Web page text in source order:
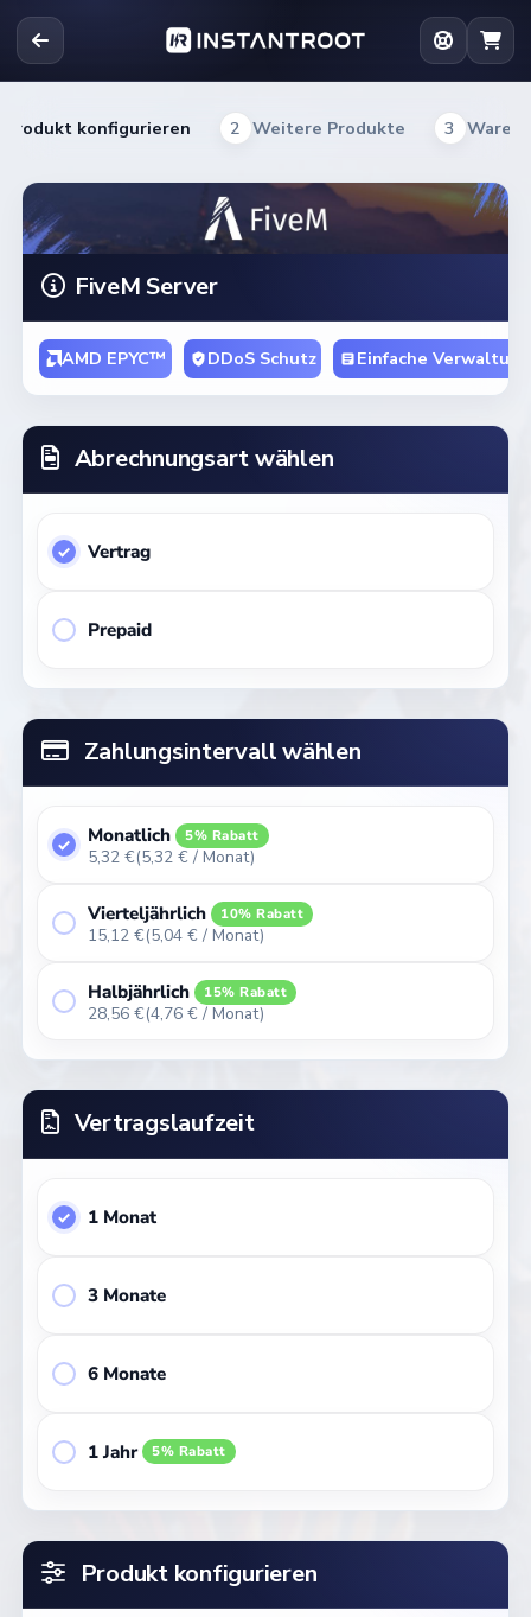
Produkt konfigurieren 2 Weitere Produkte 3
FiveM Server
AMD EPYC™ DDoS Schutz Einfache Verwaltung
Abrechnungsart wählen
Vertrag
Prepaid
Zahlungsintervall wählen
Monatlich 5% Rabatt
5,32 €(5,32 € / Monat)
Vierteljährlich 10% Rabatt
15,12 €(5,04 € / Monat)
Halbjährlich 15% Rabatt
28,56 €(4,76 € / Monat)
Vertragslaufzeit
1 Monat
3 Monate
6 Monate
1 Jahr 5% Rabatt
Produkt konfigurieren